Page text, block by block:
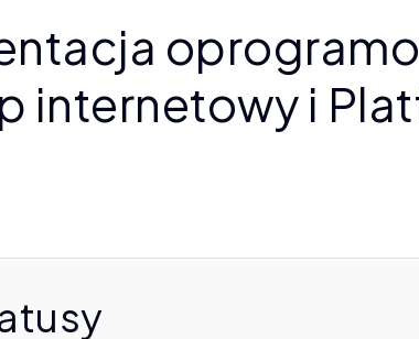
internetowy i